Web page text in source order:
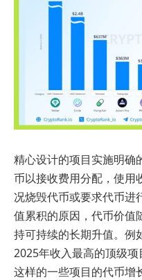
精心设计的项目实施明确
币以接收费用分配，使用
况烧毁代币或要求代币进
值累积的原因，代币价值
持可持续的长期升值。例
2025年收入最高的顶级
这样的一些项目的代币增